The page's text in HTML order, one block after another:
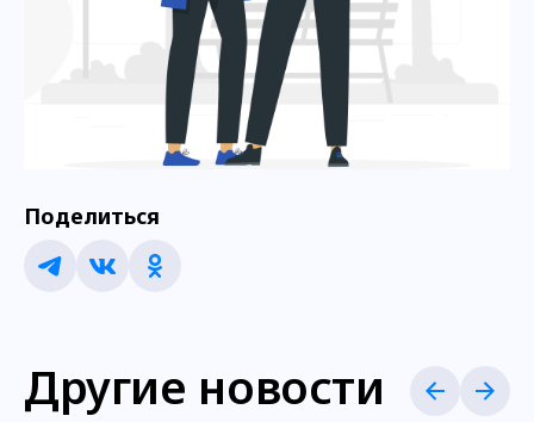
Поделиться
Другие новости